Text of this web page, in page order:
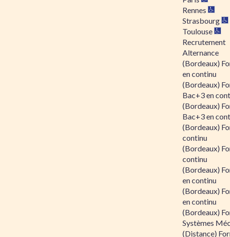
Rennes
Strasbourg
Toulouse
Recrutement
Alternance
(Bordeaux)
en continu
(Bordeaux)
Bac+3 en
(Bordeaux)
Bac+3 en
(Bordeaux)
continu
(Bordeaux)
continu
(Bordeaux)
en continu
(Bordeaux)
en continu
(Bordeaux)
Systèmes
(Distance)